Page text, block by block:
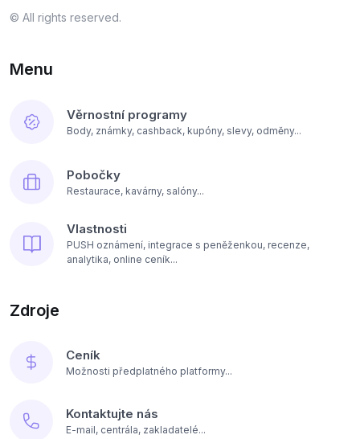
© All rights reserved.
Menu
Věrnostní programy
Body, známky, cashback, kupóny, slevy, odměny...
Pobočky
Restaurace, kavárny, salóny...
Vlastnosti
PUSH oznámení, integrace s peněženkou, recenze,
analytika, online ceník...
Zdroje
Ceník
Možnosti předplatného platformy...
Kontaktujte nás
E-mail, centrála, zakladatelé...